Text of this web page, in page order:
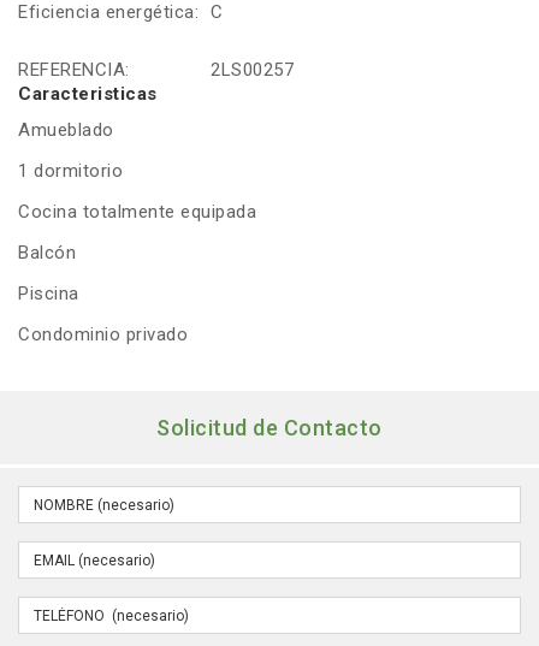
Eficiencia energética:
C
REFERENCIA:
2LS00257
Caracteristicas
Amueblado
1 dormitorio
Cocina totalmente equipada
Balcón
Piscina
Condominio privado
Solicitud de Contacto